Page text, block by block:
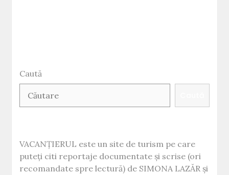
Caută
VACANȚIERUL este un site de turism pe care
puteți citi reportaje documentate și scrise (ori
recomandate spre lectură) de SIMONA LAZĂR și